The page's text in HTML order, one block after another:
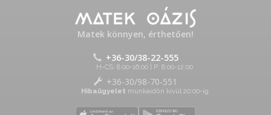
Matek könnyen, érthetően!
+36-30/38-22-555
H-CS: 8:00-16:00 | P: 8:00-12:00
+36-30/98-70-551
Hibaügyelet munkaidőn kívül 20:00-ig